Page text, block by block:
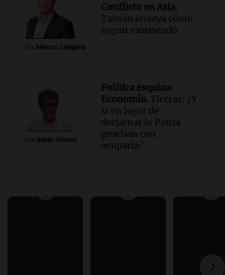
Por Marcos Calligaris
Conflicto en Asia.
Taiwán ensaya cómo
seguir existiendo
Por Adrián Simioni
Política esquina
Economía. Tierras: ¿Y
si en lugar de
declamar la Patria
prueban con
ocuparla?